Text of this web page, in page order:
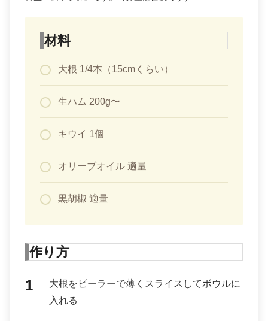
材料
大根 1/4本（15cmくらい）
生ハム 200g〜
キウイ 1個
オリーブオイル 適量
黒胡椒 適量
作り方
大根をピーラーで薄くスライスしてボウルに
入れる